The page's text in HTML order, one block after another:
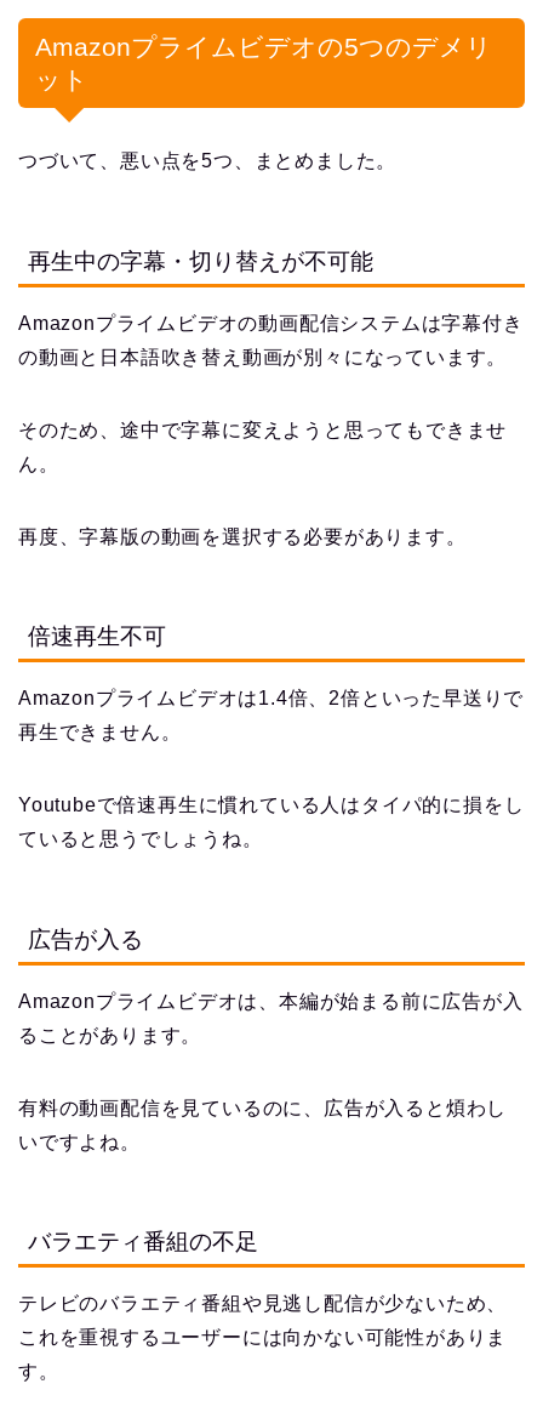
Amazonプライムビデオの5つのデメリ
ット
つづいて、悪い点を5つ、まとめました。
再生中の字幕・切り替えが不可能
Amazonプライムビデオの動画配信システムは字幕付き
の動画と日本語吹き替え動画が別々になっています。
そのため、途中で字幕に変えようと思ってもできませ
ん。
再度、字幕版の動画を選択する必要があります。
倍速再生不可
Amazonプライムビデオは1.4倍、2倍といった早送りで
再生できません。
Youtubeで倍速再生に慣れている人はタイパ的に損をし
ていると思うでしょうね。
広告が入る
Amazonプライムビデオは、本編が始まる前に広告が入
ることがあります。
有料の動画配信を見ているのに、広告が入ると煩わし
いですよね。
バラエティ番組の不足
テレビのバラエティ番組や見逃し配信が少ないため、
これを重視するユーザーには向かない可能性がありま
す。